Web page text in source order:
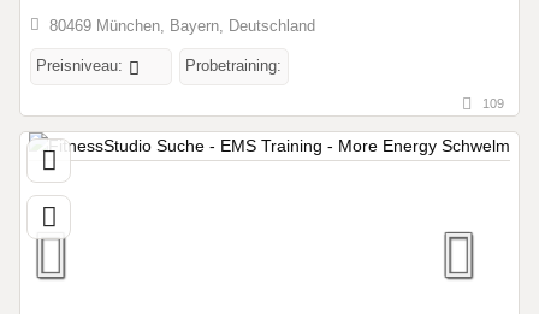
80469 München, Bayern, Deutschland
Preisniveau: Probetraining:
109